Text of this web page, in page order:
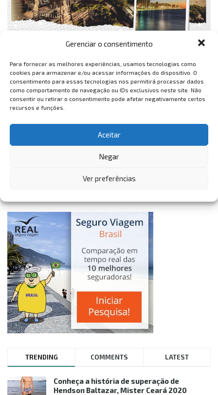
Gerenciar o consentimento
Para fornecer as melhores experiências, usamos tecnologias como
cookies para armazenar e/ou acessar informações do dispositivo. O
consentimento para essas tecnologias nos permitirá processar dados
como comportamento de navegação ou IDs exclusivos neste site. Não
consentir ou retirar o consentimento pode afetar negativamente certos
recursos e funções.
Aceitar
Negar
Ver preferências
TRENDING COMMENTS LATEST
Conheça a história de superação de
Hendson Baltazar, Mister Ceará 2020